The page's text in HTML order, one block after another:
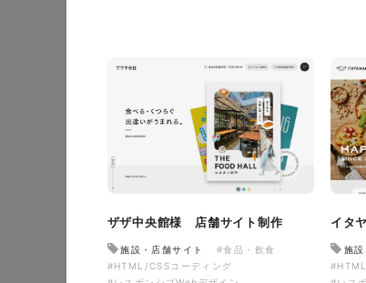
ザザ中央館様 店舗サイト制作
施設・店舗サイト
#食品・飲食
#HTML/CSSコーディング
イタ
施設